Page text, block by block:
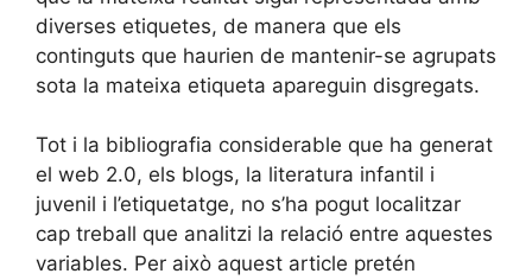
diverses etiquetes, de manera que els
continguts que haurien de mantenir-se agrupats
sota la mateixa etiqueta apareguin disgregats.
Tot i la bibliografia considerable que ha generat
el web 2.0, els blogs, la literatura infantil i
juvenil i l’etiquetatge, no s’ha pogut localitzar
cap treball que analitzi la relació entre aquestes
variables. Per això aquest article pretén